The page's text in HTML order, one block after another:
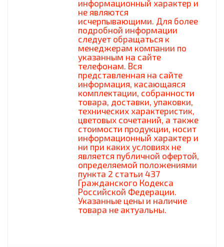
информационный характер и
не являются
исчерпывающими. Для более
подробной информации
следует обращаться к
менеджерам компании по
указанным на сайте
телефонам. Вся
представленная на сайте
информация, касающаяся
комплектации, собранности
товара, доставки, упаковки,
технических характеристик,
цветовых сочетаний, а также
стоимости продукции, носит
информационный характер и
ни при каких условиях не
является публичной офертой,
определяемой положениями
пункта 2 статьи 437
Гражданского Кодекса
Российской Федерации.
Указанные цены и наличие
товара не актуальны.